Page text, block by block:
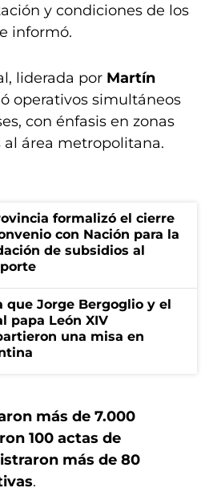
y condiciones de los
informó.
liderada por Martín
operativos simultáneos
con énfasis en zonas
al área metropolitana.
formalizó el cierre
con Nación para la
de subsidios al
que Jorge Bergoglio y el
papa León XIV
una misa en
más de 7.000
100 actas de
más de 80
.